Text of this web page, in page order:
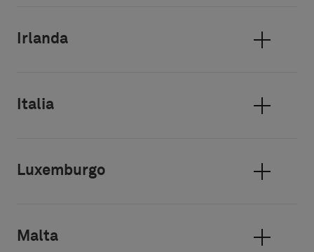
Irlanda
Italia
Luxemburgo
Malta